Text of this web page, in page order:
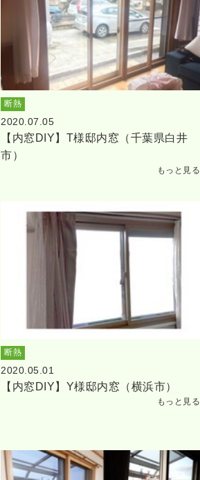
断熱
2020.07.05
【内窓DIY】T様邸内窓（千葉県白井
市）
もっと見る
断熱
2020.05.01
【内窓DIY】Y様邸内窓（横浜市）
もっと見る